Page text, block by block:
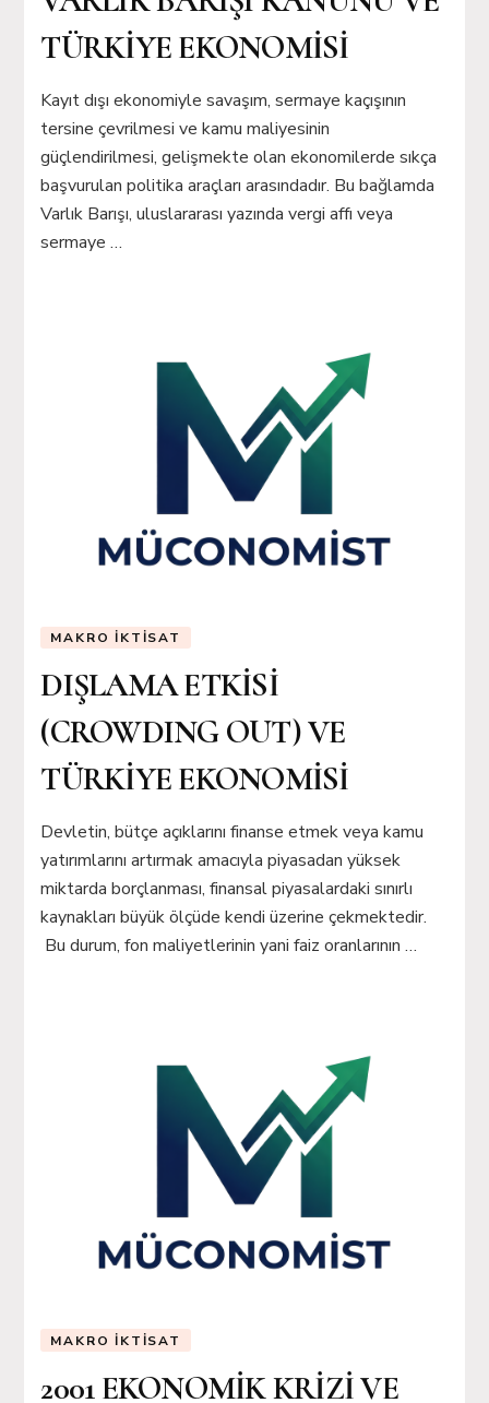
TÜRKİYE EKONOMİSİ
Kayıt dışı ekonomiyle savaşım, sermaye kaçışının
tersine çevrilmesi ve kamu maliyesinin
güçlendirilmesi, gelişmekte olan ekonomilerde sıkça
başvurulan politika araçları arasındadır. Bu bağlamda
Varlık Barışı, uluslararası yazında vergi affı veya
sermaye …
MAKRO İKTISAT
DIŞLAMA ETKİSİ
(CROWDING OUT) VE
TÜRKİYE EKONOMİSİ
Devletin, bütçe açıklarını finanse etmek veya kamu
yatırımlarını artırmak amacıyla piyasadan yüksek
miktarda borçlanması, finansal piyasalardaki sınırlı
kaynakları büyük ölçüde kendi üzerine çekmektedir.
Bu durum, fon maliyetlerinin yani faiz oranlarının …
MAKRO İKTISAT
2001 EKONOMİK KRİZİ VE